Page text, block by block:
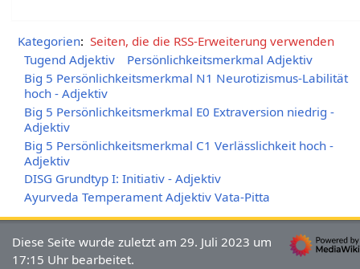
Kategorien: Seiten, die die RSS-Erweiterung verwenden
Tugend Adjektiv
Persönlichkeitsmerkmal Adjektiv
Big 5 Persönlichkeitsmerkmal N1 Neurotizismus-Labilität
hoch - Adjektiv
Big 5 Persönlichkeitsmerkmal E0 Extraversion niedrig -
Adjektiv
Big 5 Persönlichkeitsmerkmal C1 Verlässlichkeit hoch -
Adjektiv
DISG Grundtyp I: Initiativ - Adjektiv
Ayurveda Temperament Adjektiv Vata-Pitta
Diese Seite wurde zuletzt am 29. Juli 2023 um
17:15 Uhr bearbeitet.